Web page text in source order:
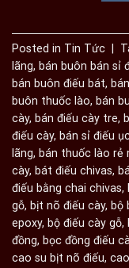
Posted in Tin Tức
lãng, bán buôn bán sỉ
bán buôn điếu bát,
buôn thuốc lào, bán
cày, bán điếu cày tre,
điếu cày, bán sỉ điếu
lãng, bán thuốc lào rẻ
cày, bát điếu chivas,
điếu bằng chai chivas,
gỗ, bịt nõ điếu cày, bộ
epoxy, bộ điếu cày gỗ,
đồng, bọc đồng điếu
cao su bịt nõ điếu,